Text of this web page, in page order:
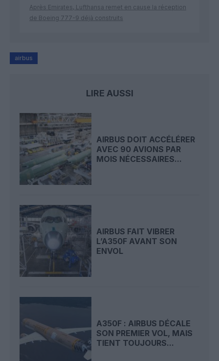
Après Emirates, Lufthansa remet en cause la réception
de Boeing 777-9 déjà construits
airbus
LIRE AUSSI
AIRBUS DOIT ACCÉLÉRER
AVEC 90 AVIONS PAR
MOIS NÉCESSAIRES...
AIRBUS FAIT VIBRER
L’A350F AVANT SON
ENVOL
A350F : AIRBUS DÉCALE
SON PREMIER VOL, MAIS
TIENT TOUJOURS...